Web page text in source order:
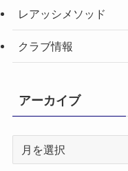
レアッシメソッド
クラブ情報
アーカイブ